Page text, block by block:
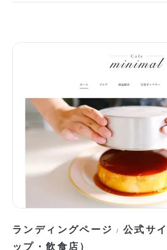
ランディングページ / 公式サ
ップ・飲食店）